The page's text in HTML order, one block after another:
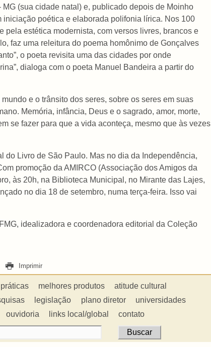
(sua cidade natal) e, publicado depois de Moinho
poética e elaborada polifonia lírica. Nos 100
pela estética modernista, com versos livres, brancos e
faz uma releitura do poema homônimo de Gonçalves
o poeta revisita uma das cidades por onde
dialoga com o poeta Manuel Bandeira a partir do
e o trânsito dos seres, sobre os seres em suas
Memória, infância, Deus e o sagrado, amor, morte,
se fazer para que a vida aconteça, mesmo que às vezes
do Livro de São Paulo. Mas no dia da Independência,
promoção da AMIRCO (Associação dos Amigos da
às 20h, na Biblioteca Municipal, no Mirante das Lajes,
no dia 18 de setembro, numa terça-feira. Isso vai
idealizadora e coordenadora editorial da Coleção
Imprimir
melhores produtos
atitude cultural
legislação plano diretor
universidades
ouvidoria links local/global contato